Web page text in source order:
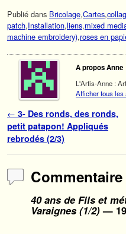
Publié dans Bricolage,Cartes,
patch,Installation,liens,mixed
machine embroidery),roses en
A propos Anne
L'Artis-Anne :
Afficher tous les
Navigation des articles
← 3- Des ronds, des ronds,
petit patapon! Appliqués
rebrodés (2/3)
Commentaire
40 ans de Fils et
Varaignes (1/2)—